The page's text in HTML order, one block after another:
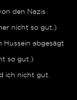
den Nazis
nicht so gut.)
Hussein abgesägt
so gut.)
ich nicht gut.